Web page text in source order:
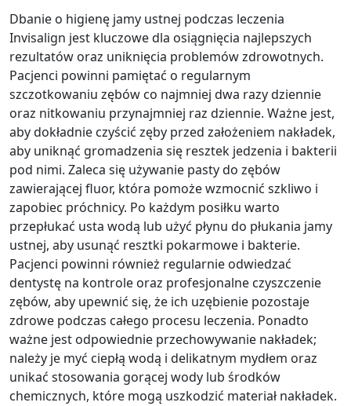
Dbanie o higienę jamy ustnej podczas leczenia
Invisalign jest kluczowe dla osiągnięcia najlepszych
rezultatów oraz uniknięcia problemów zdrowotnych.
Pacjenci powinni pamiętać o regularnym
szczotkowaniu zębów co najmniej dwa razy dziennie
oraz nitkowaniu przynajmniej raz dziennie. Ważne jest,
aby dokładnie czyścić zęby przed założeniem nakładek,
aby uniknąć gromadzenia się resztek jedzenia i bakterii
pod nimi. Zaleca się używanie pasty do zębów
zawierającej fluor, która pomoże wzmocnić szkliwo i
zapobiec próchnicy. Po każdym posiłku warto
przepłukać usta wodą lub użyć płynu do płukania jamy
ustnej, aby usunąć resztki pokarmowe i bakterie.
Pacjenci powinni również regularnie odwiedzać
dentystę na kontrole oraz profesjonalne czyszczenie
zębów, aby upewnić się, że ich uzębienie pozostaje
zdrowe podczas całego procesu leczenia. Ponadto
ważne jest odpowiednie przechowywanie nakładek;
należy je myć ciepłą wodą i delikatnym mydłem oraz
unikać stosowania gorącej wody lub środków
chemicznych, które mogą uszkodzić materiał nakładek.